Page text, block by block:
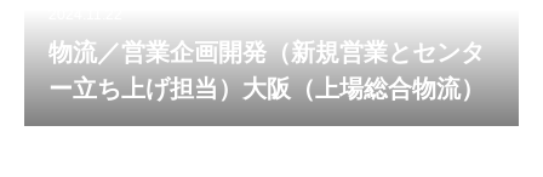
物流／営業企画開発（新規営業とセンタ
ー立ち上げ担当）大阪（上場総合物流）